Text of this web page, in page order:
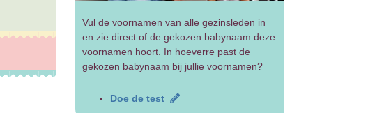
Vul de voornamen van alle gezinsleden in
en zie direct of de gekozen babynaam deze
voornamen hoort. In hoeverre past de
gekozen babynaam bij jullie voornamen?
Doe de test